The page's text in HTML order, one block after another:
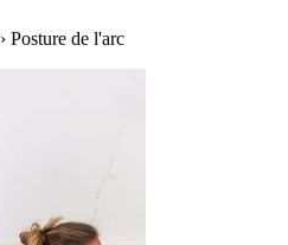
› Posture de l'arc